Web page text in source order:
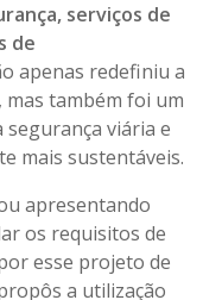
serviços de
de
apenas redefiniu a
também foi um
viária e
mais sustentáveis.
apresentando
os requisitos de
esse projeto de
a utilização